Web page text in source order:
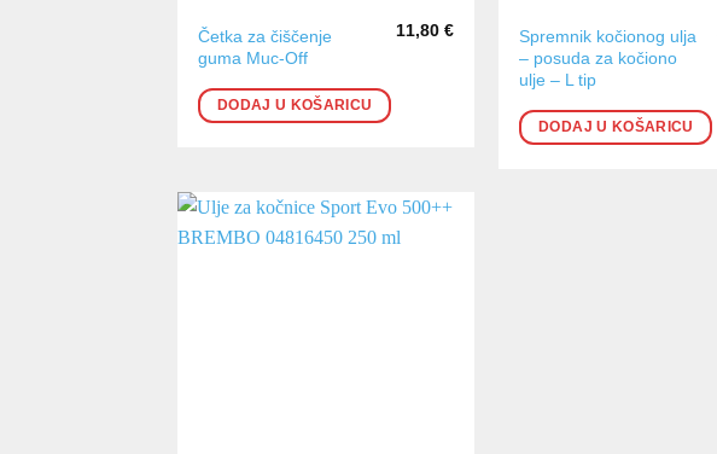
Četka za čiščenje
guma Muc-Off
11,80€
DODAJ U KOŠARICU
Spremnik kočionog ulja
– posuda za kočiono
ulje – L tip
DODAJ U KOŠARICU